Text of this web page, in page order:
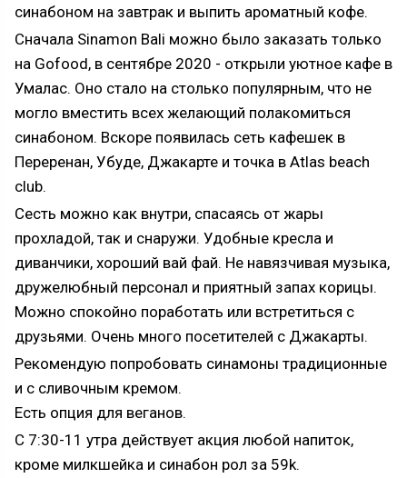
синабоном на завтрак и выпить ароматный кофе.
Сначала Sinamon Bali можно было заказать только
на Gofood, в сентябре 2020 - открыли уютное кафе в
Умалас. Оно стало на столько популярным, что не
могло вместить всех желающий полакомиться
синабоном. Вскоре появилась сеть кафешек в
Переренан, Убуде, Джакарте и точка в Atlas beach
club.
Сесть можно как внутри, спасаясь от жары
прохладой, так и снаружи. Удобные кресла и
диванчики, хороший вай фай. Не навязчивая музыка,
дружелюбный персонал и приятный запах корицы.
Можно спокойно поработать или встретиться с
друзьями. Очень много посетителей с Джакарты.
Рекомендую попробовать синамоны традиционные
и с сливочным кремом.
Есть опция для веганов.
С 7:30-11 утра действует акция любой напиток,
кроме милкшейка и синабон рол за 59k.